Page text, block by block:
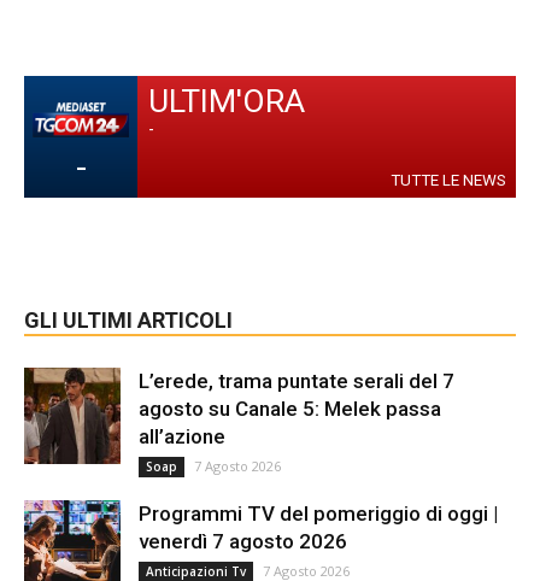
-
ULTIM'ORA
-
TUTTE LE NEWS
GLI ULTIMI ARTICOLI
L’erede, trama puntate serali del 7
agosto su Canale 5: Melek passa
all’azione
Soap 7 Agosto 2026
Programmi TV del pomeriggio di oggi |
venerdì 7 agosto 2026
Anticipazioni Tv 7 Agosto 2026